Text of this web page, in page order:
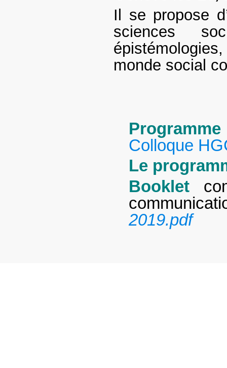
Il se propose
sciences
monde social
Colloque
Le
Booklet
2019.pdf